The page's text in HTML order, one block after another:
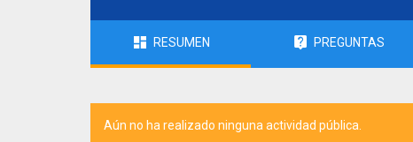
RESUMEN PREGUNTAS
Aún no ha realizado ninguna actividad pública.